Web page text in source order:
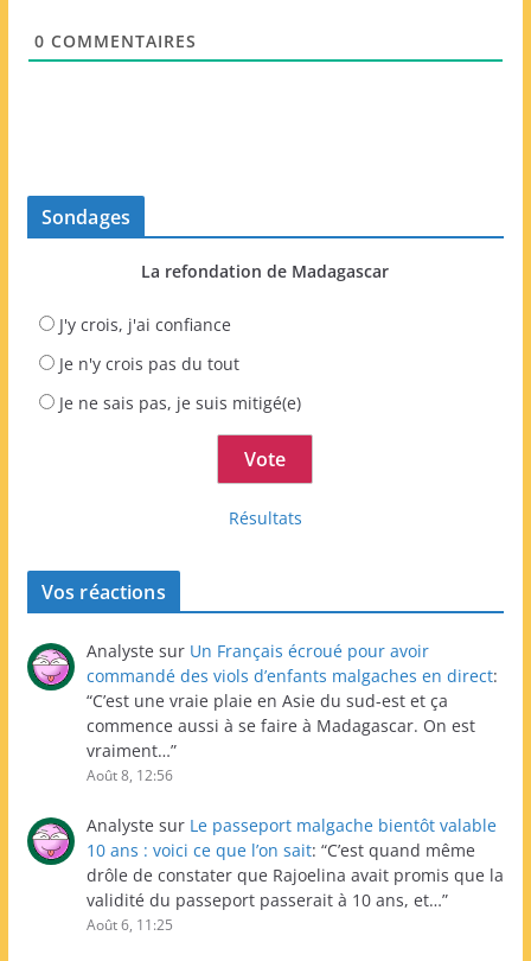
0 COMMENTAIRES
Sondages
La refondation de Madagascar
J'y crois, j'ai confiance
Je n'y crois pas du tout
Je ne sais pas, je suis mitigé(e)
Résultats
Vos réactions
Analyste sur Un Français écroué pour avoir
commandé des viols d’enfants malgaches en direct:
“C’est une vraie plaie en Asie du sud-est et ça
commence aussi à se faire à Madagascar. On est
vraiment…”
Août 8, 12:56
Analyste sur Le passeport malgache bientôt valable
10 ans : voici ce que l’on sait: “C’est quand même
drôle de constater que Rajoelina avait promis que la
validité du passeport passerait à 10 ans, et…”
Août 6, 11:25